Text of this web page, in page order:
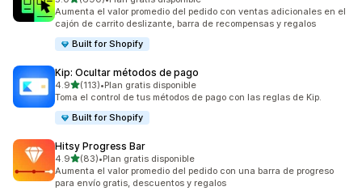
690 reseñas en total
Aumenta el valor promedio del pedido con ventas adicionales en el
cajón de carrito deslizante, barra de recompensas y regalos
Built for Shopify
Kip: Ocultar métodos de pago
4.9de 5 estrellas
(113)
113 reseñas en total
•Plan gratis disponible
Toma el control de tus métodos de pago con las reglas de Kip.
Built for Shopify
Hitsy Progress Bar
4.9de 5 estrellas
(83)
83 reseñas en total
•Plan gratis disponible
Aumenta el valor promedio del pedido con una barra de progreso
para envío gratis, descuentos y regalos